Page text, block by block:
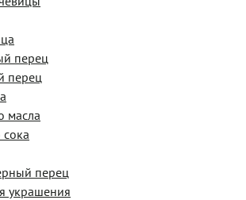
перец
перец
масла
сока
перец
украшения